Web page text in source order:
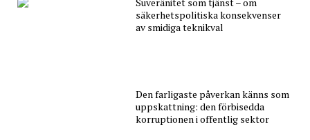
säkerhetspolitiska konsekvenser
av smidiga teknikval
Den farligaste påverkan känns som
uppskattning: den förbisedda
korruptionen i offentlig sektor